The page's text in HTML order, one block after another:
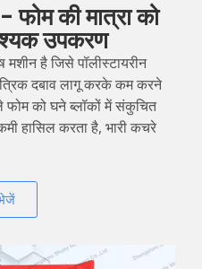
फोम की मात्रा को
उपकरण
है जिसे पॉलीस्टायरीन
दबाव लागू करके कम करने
फोम को घने ब्लॉकों में संकुचित
हासिल करता है, भारी कचरे